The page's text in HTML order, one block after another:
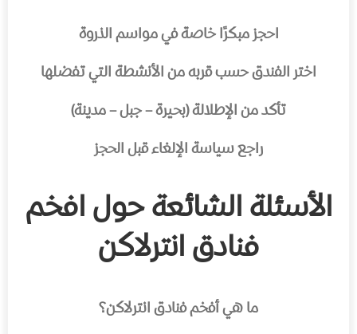
احجز مبكرًا خاصة في مواسم الذروة
اختر الفندق حسب قربه من الأنشطة التي تفضلها
تأكد من الإطلالة (بحيرة – جبل – مدينة)
راجع سياسة الإلغاء قبل الحجز
الأسئلة الشائعة حول افخم
فنادق انترلاكن
ما هي أفخم فنادق انترلاكن؟